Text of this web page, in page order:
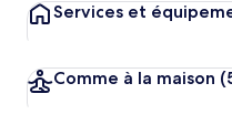
Services et
Comme à la maison